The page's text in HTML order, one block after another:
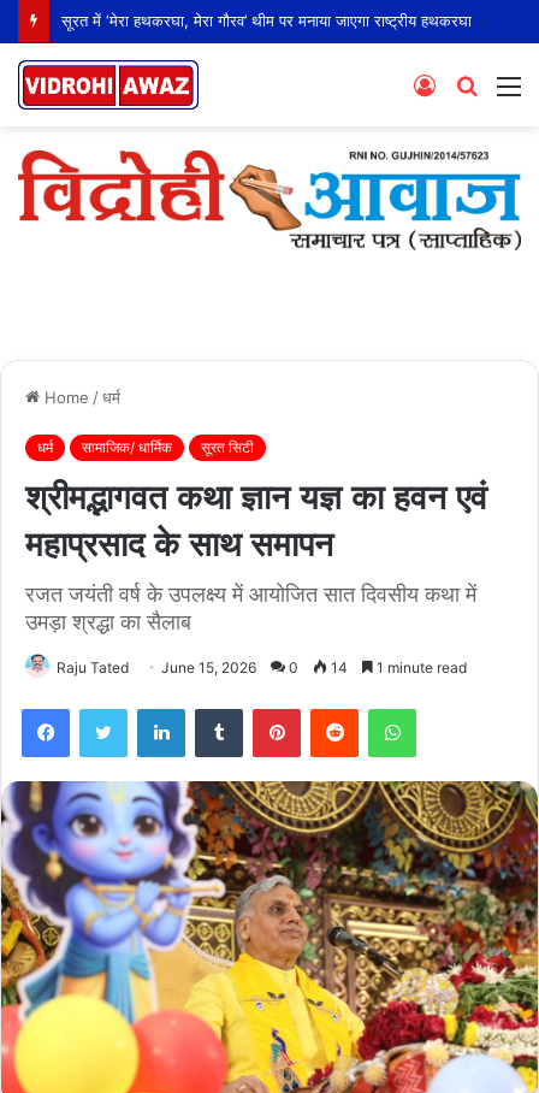
सूरत में ‘मेरा हथकरघा, मेरा गौरव’ थीम पर मनाया जाएगा राष्ट्रीय हथकरघा दिवस
Search
Log
Home /धर्म
धर्म सामाजिक/ धार्मिक सूरत सिटी
श्रीमद्भागवत कथा ज्ञान यज्ञ का हवन एवं
महाप्रसाद के साथ समापन
रजत जयंती वर्ष के उपलक्ष्य में आयोजित सात दिवसीय कथा में
उमड़ा श्रद्धा का सैलाब
Raju Tated June 15, 2026 0 14 1 minute read
FacebookTwitter LinkedInTumblr PinterestReddit WhatsApp